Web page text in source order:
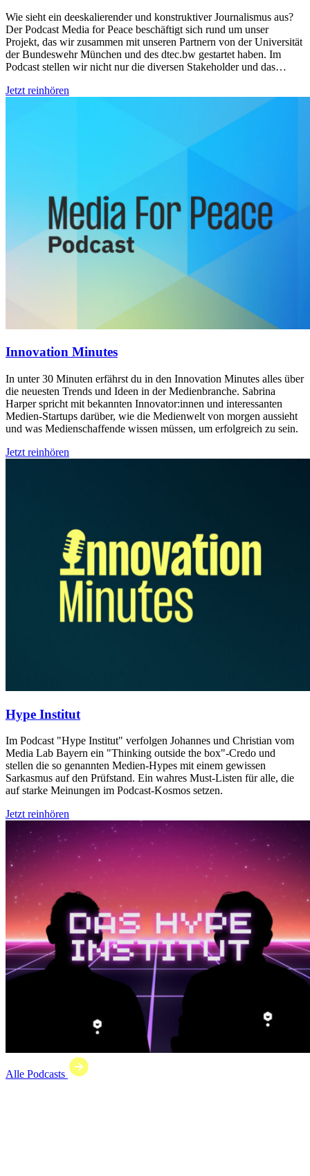
Wie sieht ein deeskalierender und konstruktiver Journalismus aus?
Der Podcast Media for Peace beschäftigt sich rund um unser
Projekt, das wir zusammen mit unseren Partnern von der Universität
der Bundeswehr München und des dtec.bw gestartet haben. Im
Podcast stellen wir nicht nur die diversen Stakeholder und das…
Jetzt reinhören
Innovation Minutes
In unter 30 Minuten erfährst du in den Innovation Minutes alles über
die neuesten Trends und Ideen in der Medienbranche. Sabrina
Harper spricht mit bekannten Innovator:innen und interessanten
Medien-Startups darüber, wie die Medienwelt von morgen aussieht
und was Medienschaffende wissen müssen, um erfolgreich zu sein.
Jetzt reinhören
Hype Institut
Im Podcast "Hype Institut" verfolgen Johannes und Christian vom
Media Lab Bayern ein "Thinking outside the box"-Credo und
stellen die so genannten Medien-Hypes mit einem gewissen
Sarkasmus auf den Prüfstand. Ein wahres Must-Listen für alle, die
auf starke Meinungen im Podcast-Kosmos setzen.
Jetzt reinhören
Alle Podcasts